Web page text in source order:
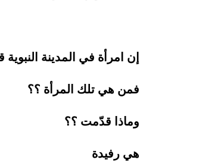
إن امرأة في المدينة
فمن هي تلك المرأة ؟؟
وماذا قدّمت ؟؟
هي رفيدة